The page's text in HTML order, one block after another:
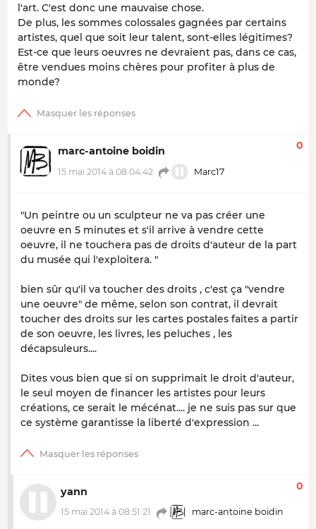
l'art. C'est donc une mauvaise chose.
De plus, les sommes colossales gagnées par certains
artistes, quel que soit leur talent, sont-elles légitimes?
Est-ce que leurs oeuvres ne devraient pas, dans ce cas,
être vendues moins chères pour profiter à plus de
monde?
marc-antoine boidin
15 mai 2014 à 08:04:42 Marc17
0
"Un peintre ou un sculpteur ne va pas créer une
oeuvre en 5 minutes et s'il arrive à vendre cette
oeuvre, il ne touchera pas de droits d'auteur de la part
du musée qui l'exploitera. "
bien sûr qu'il va toucher des droits , c'est ça "vendre
une oeuvre" de même, selon son contrat, il devrait
toucher des droits sur les cartes postales faites a partir
de son oeuvre, les livres, les peluches , les
décapsuleurs....
Dites vous bien que si on supprimait le droit d'auteur,
le seul moyen de financer les artistes pour leurs
créations, ce serait le mécénat.... je ne suis pas sur que
ce système garantisse la liberté d'expression ...
yann
15 mai 2014 à 08:51:21 marc-antoine boidin
0